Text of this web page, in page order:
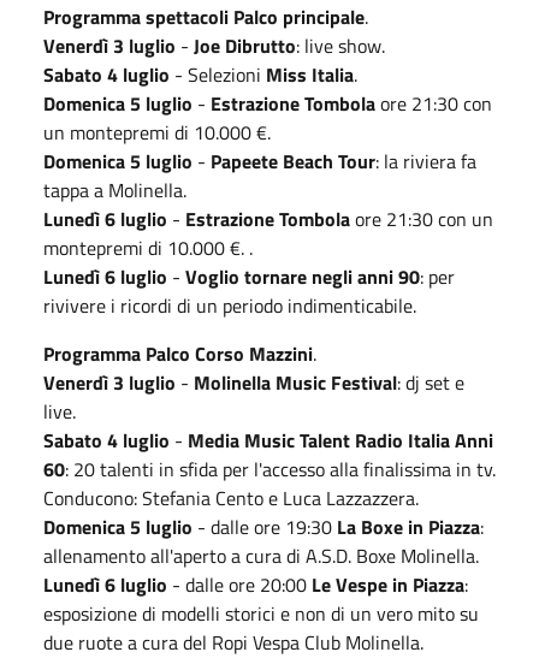
Programma spettacoli Palco principale.
Venerdì 3 luglio - Joe Dibrutto: live show.
Sabato 4 luglio - Selezioni Miss Italia.
Domenica 5 luglio - Estrazione Tombolaore 21:30 con
un montepremi di 10.000 €.
Domenica 5 luglio - Papeete Beach Tour: la riviera fa
tappa a Molinella.
Lunedì 6 luglio - Estrazione Tombolaore 21:30 con un
montepremi di 10.000 €. .
Lunedì 6 luglio - Voglio tornare negli anni 90: per
rivivere i ricordi di un periodo indimenticabile.
Programma Palco Corso Mazzini.
Venerdì 3 luglio - Molinella Music Festival: dj set e
live.
Sabato 4 luglio - Media Music Talent Radio Italia Anni
60: 20 talenti in sfida per l'accesso alla finalissima in tv.
Conducono: Stefania Cento e Luca Lazzazzera.
Domenica 5 luglio - dalle ore 19:30 La Boxe in Piazza:
allenamento all'aperto a cura di A.S.D. Boxe Molinella.
Lunedì 6 luglio - dalle ore 20:00 Le Vespe in Piazza:
esposizione di modelli storici e non di un vero mito su
due ruote a cura del Ropi Vespa Club Molinella.